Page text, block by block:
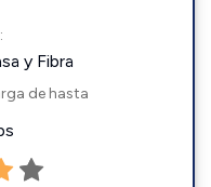
y Fibra
de hasta